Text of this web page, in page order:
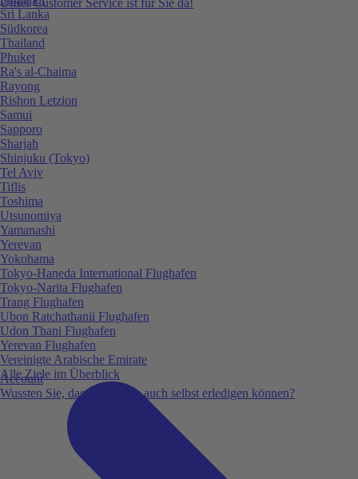
Unser Customer Service ist für Sie da!
Account
Wussten Sie, dass Sie vieles auch selbst erledigen können?
Sri Lanka
Südkorea
Thailand
Phuket
Ra's al-Chaima
Rayong
Rishon Letzion
Samui
Sapporo
Sharjah
Shinjuku (Tokyo)
Tel Aviv
Tiflis
Toshima
Utsunomiya
Yamanashi
Yerevan
Yokohama
Tokyo-Haneda International Flughafen
Tokyo-Narita Flughafen
Trang Flughafen
Ubon Ratchathanii Flughafen
Udon Thani Flughafen
Yerevan Flughafen
Vereinigte Arabische Emirate
Alle Ziele im Überblick